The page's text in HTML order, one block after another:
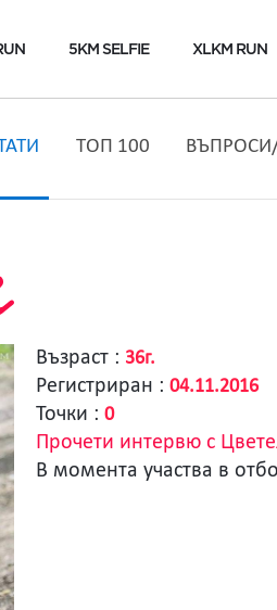
5KM SELFIE XLKM RUN
ТОП 100
Възраст : 36г.
Регистриран : 04.11.2016
Точки : 0
Прочети интервю с
В момента участва в